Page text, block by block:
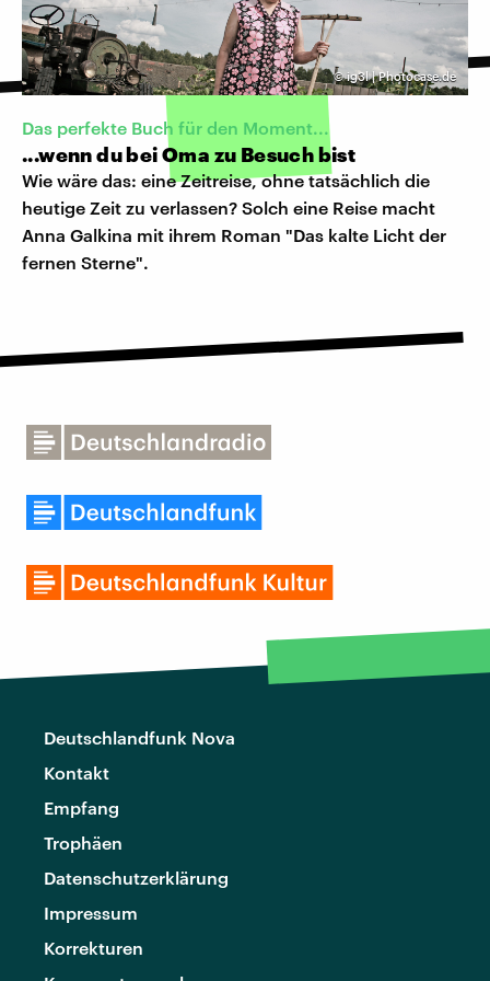
©ig3l | Photocase.de
Das perfekte Buch für den Moment...
...wenn du bei Oma zu Besuch bist
Wie wäre das: eine Zeitreise, ohne tatsächlich die
heutige Zeit zu verlassen? Solch eine Reise macht
Anna Galkina mit ihrem Roman "Das kalte Licht der
fernen Sterne".
Deutschlandfunk Nova
Kontakt
Empfang
Trophäen
Datenschutzerklärung
Impressum
Korrekturen